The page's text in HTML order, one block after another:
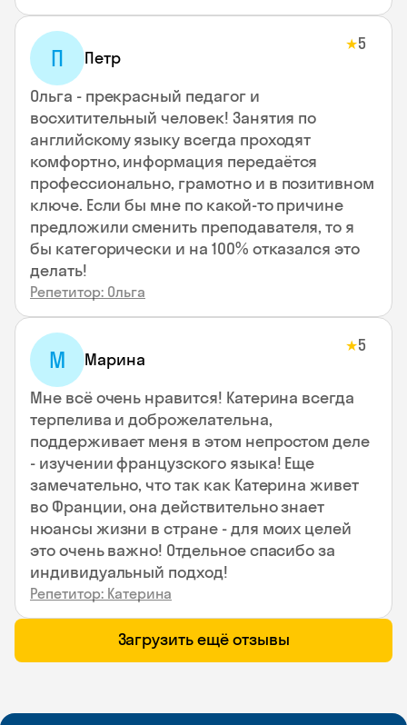
П Петр
★5
Ольга - прекрасный педагог и
восхитительный человек! Занятия по
английскому языку всегда проходят
комфортно, информация передаётся
профессионально, грамотно и в позитивном
ключе. Если бы мне по какой-то причине
предложили сменить преподавателя, то я
бы категорически и на 100% отказался это
делать!
Репетитор: Ольга
М Марина
★5
Мне всё очень нравится! Катерина всегда
терпелива и доброжелательна,
поддерживает меня в этом непростом деле
- изучении французского языка! Еще
замечательно, что так как Катерина живет
во Франции, она действительно знает
нюансы жизни в стране - для моих целей
это очень важно! Отдельное спасибо за
индивидуальный подход!
Репетитор: Катерина
Загрузить ещё отзывы